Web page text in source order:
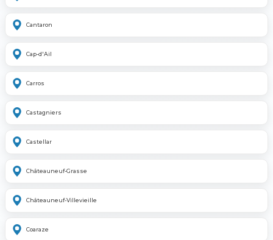
Cantaron
Cap-d'Ail
Carros
Castagniers
Castellar
Châteauneuf-Grasse
Châteauneuf-Villevieille
Coaraze